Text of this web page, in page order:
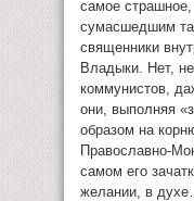
самое
сумасшедшим
священники
Владыки. Нет,
коммунистов,
они, выполняя
образом на
Православно-
самом его
желании, в